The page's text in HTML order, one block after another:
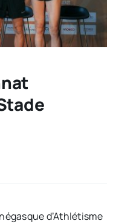
d’Athlétisme